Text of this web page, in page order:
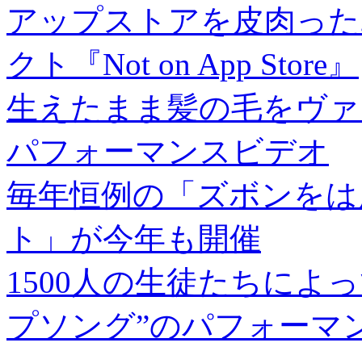
アップストアを皮肉っ
クト『Not on App Store』
生えたまま髪の毛をヴ
パフォーマンスビデオ
毎年恒例の「ズボンを
ト」が今年も開催
1500人の生徒たちによ
プソング”のパフォーマ